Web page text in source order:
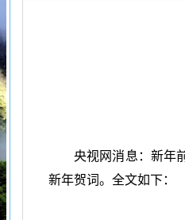
央视网消息：新年
新年贺词。全文如下：